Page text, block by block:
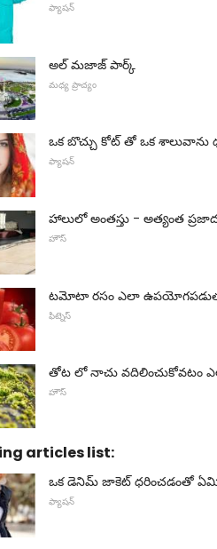
ఫ్యాషన్
అల్ మజాజ్ పార్క్
మధ్య ప్రాచ్యం
ఒక బొచ్చు కోట్ తో ఒక శాలువాను
ఫ్యాషన్
హాలులో అంతస్తు - అత్యంత
హౌస్
టమోటా రసం ఎలా
ఫిట్నెస్
తోట లో నాచు వదిలించుకోవటం
హౌస్
articles list:
ఒక డెనిమ్ జాకెట్ ధరించడంతో
ఫ్యాషన్